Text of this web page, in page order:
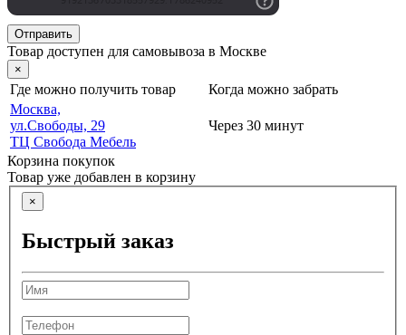
Отправить
Товар доступен для самовывоза в Москве
×
Где можно получить товар
Когда можно забрать
Москва,
ул.Свободы, 29
ТЦ Свобода Мебель
Через 30 минут
Корзина покупок
Товар уже добавлен в корзину
×
Быстрый заказ